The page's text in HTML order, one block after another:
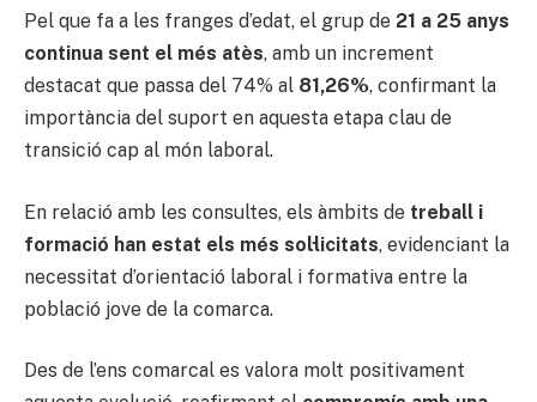
Pel que fa a les franges d’edat, el grup de 21 a 25 anys
continua sent el més atès, amb un increment
destacat que passa del 74% al 81,26%, confirmant la
importància del suport en aquesta etapa clau de
transició cap al món laboral.
En relació amb les consultes, els àmbits de treball i
formació han estat els més sol·licitats, evidenciant la
necessitat d’orientació laboral i formativa entre la
població jove de la comarca.
Des de l’ens comarcal es valora molt positivament